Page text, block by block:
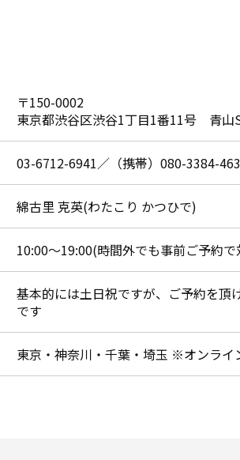
〒150-0002
東京都渋谷区渋谷1丁目1番11号 青山
03-6712-6941／（携帯）080-3384-
綿古里 克英(わたこり かつひで)
10:00～19:00(時間外でも事前ご予約
基本的には土日祝ですが、ご予約を頂
です
東京・神奈川・千葉・埼玉 ※オンライ